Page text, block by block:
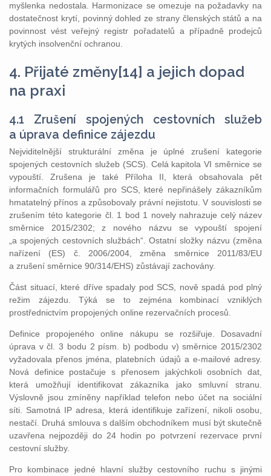
myšlenka nedostala. Harmonizace se omezuje na požadavky na
dostatečnost krytí, povinný dohled ze strany členských států a na
povinnost vést veřejný registr pořadatelů a případně prodejců
krytých insolvenční ochranou.
4. Přijaté změny[14] a jejich dopad
na praxi
4.1 Zrušení spojených cestovních služeb
a úprava definice zájezdu
Nejviditelnější strukturální změna je úplné zrušení kategorie
spojených cestovních služeb (SCS). Celá kapitola VI směrnice se
vypouští. Zrušena je také Příloha II, která obsahovala pět
informačních formulářů pro SCS, které nepřinášely zákazníkům
hmatatelný přínos a způsobovaly právní nejistotu. V souvislosti se
zrušením této kategorie čl. 1 bod 1 novely nahrazuje celý název
směrnice 2015/2302; z nového názvu se vypouští spojení
„a spojených cestovních službách“. Ostatní složky názvu (změna
nařízení (ES) č. 2006/2004, změna směrnice 2011/83/EU
a zrušení směrnice 90/314/EHS) zůstávají zachovány.
Část situací, které dříve spadaly pod SCS, nově spadá pod plný
režim zájezdu. Týká se to zejména kombinací vzniklých
prostřednictvím propojených online rezervačních procesů.
Definice propojeného online nákupu se rozšiřuje. Dosavadní
úprava v čl. 3 bodu 2 písm. b) podbodu v) směrnice 2015/2302
vyžadovala přenos jména, platebních údajů a e-mailové adresy.
Nová definice postačuje s přenosem jakýchkoli osobních dat,
která umožňují identifikovat zákazníka jako smluvní stranu.
Výslovně jsou zmíněny například telefon nebo účet na sociální
síti. Samotná IP adresa, která identifikuje zařízení, nikoli osobu,
nestačí. Druhá smlouva s dalším obchodníkem musí být skutečně
uzavřena nejpozději do 24 hodin po potvrzení rezervace první
cestovní služby.
Pro kombinace jedné hlavní služby cestovního ruchu s jinými